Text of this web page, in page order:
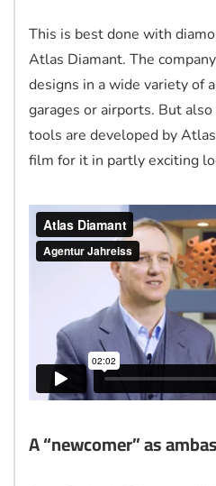
This is best done with
Atlas Diamant. The
designs in a wide variety of
garages or airports. But
tools are developed by
film for it in partly exciting
A “newcomer” as